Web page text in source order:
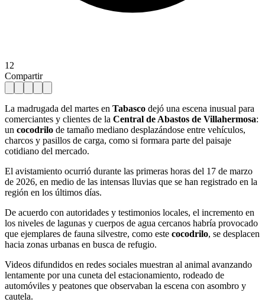
12
Compartir
La madrugada del martes en Tabasco dejó una escena inusual para
comerciantes y clientes de la Central de Abastos de Villahermosa:
un cocodrilo de tamaño mediano desplazándose entre vehículos,
charcos y pasillos de carga, como si formara parte del paisaje
cotidiano del mercado.
El avistamiento ocurrió durante las primeras horas del 17 de marzo
de 2026, en medio de las intensas lluvias que se han registrado en la
región en los últimos días.
De acuerdo con autoridades y testimonios locales, el incremento en
los niveles de lagunas y cuerpos de agua cercanos habría provocado
que ejemplares de fauna silvestre, como este cocodrilo, se desplacen
hacia zonas urbanas en busca de refugio.
Videos difundidos en redes sociales muestran al animal avanzando
lentamente por una cuneta del estacionamiento, rodeado de
automóviles y peatones que observaban la escena con asombro y
cautela.